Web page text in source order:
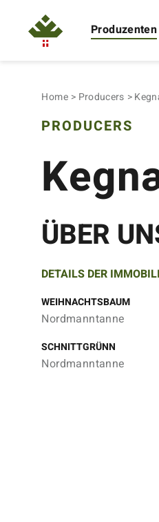
Produzenten
Home Producers
PRODUCERS
ÜBER
DETAILS DER
WEIHNACHTSBAUM
Nordmanntanne
SCHNITTGRÜNN
Nordmanntanne